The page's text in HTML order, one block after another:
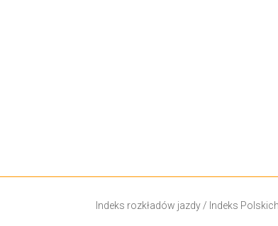
Indeks rozkładów jazdy/ Indeks